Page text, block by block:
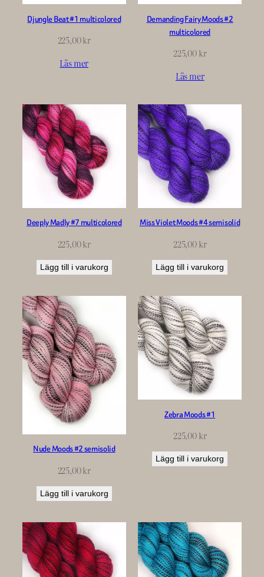
Djungle Beat #1 multicolored
225,00kr
Läs mer
Demanding Fairy Moods #2
multicolored
225,00kr
Läs mer
Deeply Madly #7 multicolored
225,00kr
Lägg till i varukorg
Miss Violet Moods #4 semisolid
225,00kr
Lägg till i varukorg
Nude Moods #2 semisolid
225,00kr
Lägg till i varukorg
Zebra Moods #1
225,00kr
Lägg till i varukorg